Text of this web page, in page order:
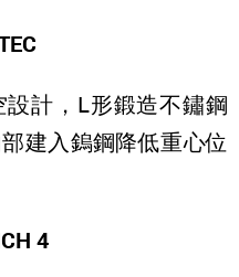
計，L形鍛造不鏽鋼
建入鎢鋼降低重心位
4